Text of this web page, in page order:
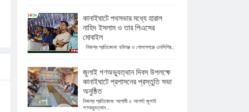
কানাইঘাটে পথসভার মধ্যে হারাল
নাহিদ ইসলাম ও তার পিএসের
মোবাইল
নিজস্ব প্রতিবেদক: হবিগঞ্জ ও গোলাপগঞ্জে এনসিপির...
জুলাই গণঅভ্যুত্থান দিবস উপলক্ষে
কানাইঘাটে প্রশাসনের প্রস্তুতি সভা
অনুষ্ঠিত
নিজস্ব প্রতিবেদক: আগামী ৫ আগস্ট জুলাই
গণঅভ্যুত্থান...